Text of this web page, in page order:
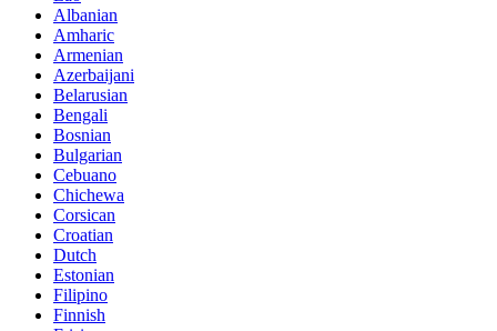
Albanian
Amharic
Armenian
Azerbaijani
Belarusian
Bengali
Bosnian
Bulgarian
Cebuano
Chichewa
Corsican
Croatian
Dutch
Estonian
Filipino
Finnish